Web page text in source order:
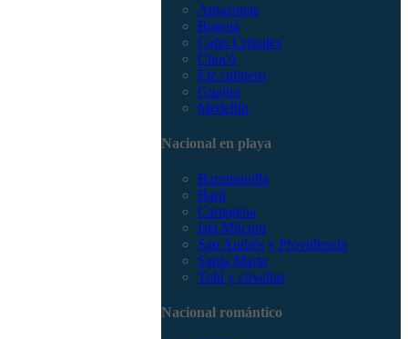
Amazonas
Bogotá
Caño Cristales
Chocó
Eje cafetero
Guajira
Medellín
Nacional en playa
Barranquilla
Barú
Cartagena
Isla Múcura
San Andrés y Providencia
Santa Marta
Tolú y coveñas
Nacional romántico